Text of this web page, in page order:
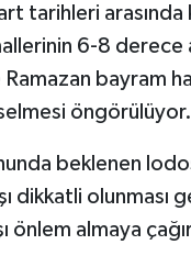
tarihleri arasında
6-8
Ramazan bayram
öngörülüyor.
beklenen
dikkatli
önlem almaya